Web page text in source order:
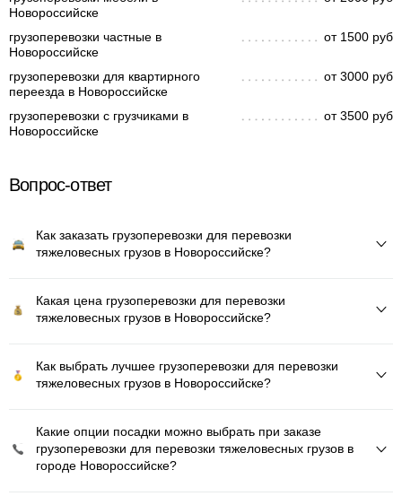
Новороссийске
грузоперевозки частные в
Новороссийске
от 1500 руб
грузоперевозки для квартирного
переезда в Новороссийске
от 3000 руб
грузоперевозки с грузчиками в
Новороссийске
от 3500 руб
Вопрос-ответ
Как заказать грузоперевозки для перевозки
тяжеловесных грузов в Новороссийске?
Какая цена грузоперевозки для перевозки
тяжеловесных грузов в Новороссийске?
Как выбрать лучшее грузоперевозки для перевозки
тяжеловесных грузов в Новороссийске?
Какие опции посадки можно выбрать при заказе
грузоперевозки для перевозки тяжеловесных грузов в
городе Новороссийске?